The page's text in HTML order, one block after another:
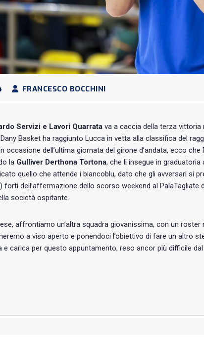
FRANCESCO BOCCHINI
Servizi e Lavori Quarrata va a caccia della terza
Basket ha raggiunto Lucca in vetta alla classifica del
occasione dell’ultima giornata del girone d’andata, ecco
la Gulliver Derthona Tortona, che li insegue in graduatoria
quello che attende i biancoblu, dato che gli avversari si
forti dell’affermazione dello scorso weekend al
società ospitante.
affrontiamo un’altra squadra giovanissima, con un
a viso aperto e ponendoci l’obiettivo di fare un altro
e carica per questo appuntamento, reso ancor più difficile